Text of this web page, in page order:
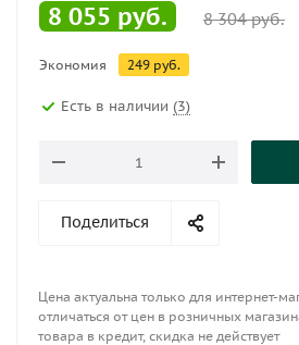
8 055 руб. 8 304руб.
Экономия 249 руб.
Есть в наличии (3)
Поделиться
Цена актуальна только для интернет-
отличаться от цен в розничных
товара в кредит, скидка не действует